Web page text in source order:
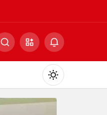
Mod
değiştir